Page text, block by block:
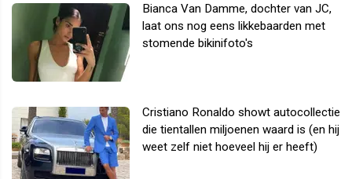
Bianca Van Damme, dochter van JC,
laat ons nog eens likkebaarden met
stomende bikinifoto's
Cristiano Ronaldo showt autocollectie
die tientallen miljoenen waard is (en hij
weet zelf niet hoeveel hij er heeft)